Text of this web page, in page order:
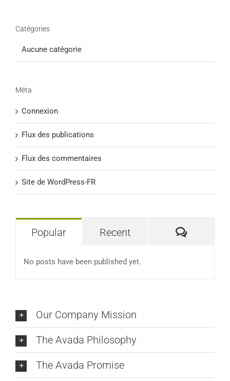
Catégories
Aucune catégorie
Méta
Connexion
Flux des publications
Flux des commentaires
Site de WordPress-FR
Popular Recent
No posts have been published yet.
Our Company Mission
The Avada Philosophy
The Avada Promise